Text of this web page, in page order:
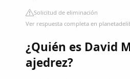
Solicitud de eliminación
Ver respuesta completa en
¿Quién es David
ajedrez?